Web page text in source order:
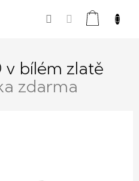
Nákupní
v bílém zlatě
zdarma